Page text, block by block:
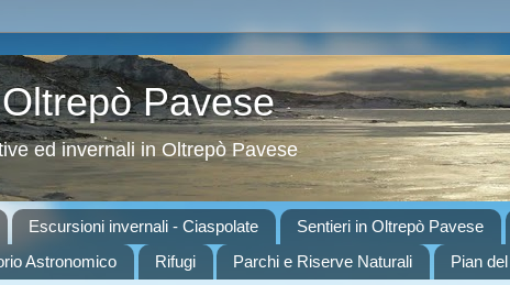
Pavese
ed invernali in Oltrepò Pavese
Escursioni invernali - Ciaspolate Sentieri in Oltrepò Pavese
Astronomico Rifugi Parchi e Riserve Naturali Pian